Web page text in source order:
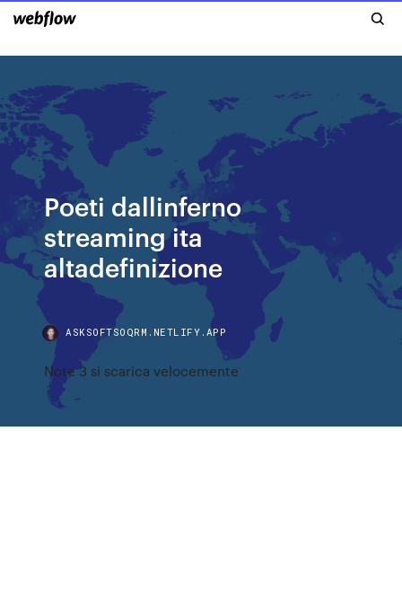
Poeti dallinferno
streaming ita
altadefinizione
ASKSOFTSOQRM.NETLIFY.APP
Note 3 si scarica velocemente